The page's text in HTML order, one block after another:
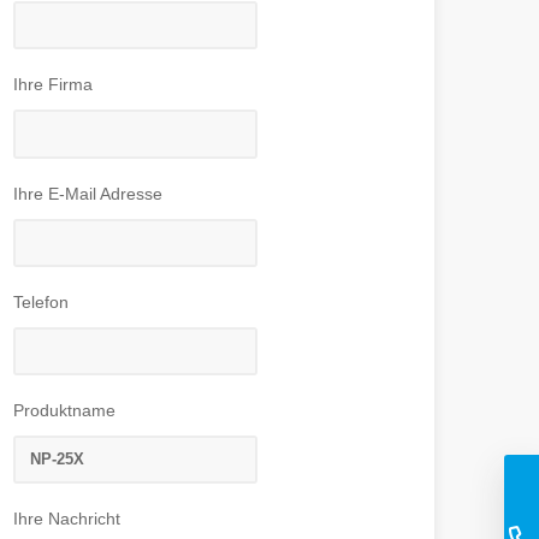
Ihre Firma
Ihre E-Mail Adresse
Telefon
Produktname
Ihre Nachricht